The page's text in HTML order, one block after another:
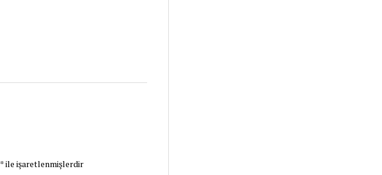
*ile işaretlenmişlerdir